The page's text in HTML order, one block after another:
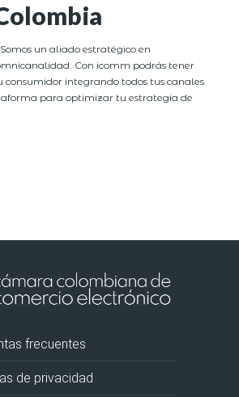
Somos un aliado estratégico en
Con icomm podrás tener
consumidor integrando todos tus canales
para optimizar tu estrategia de
frecuentes
de privacidad